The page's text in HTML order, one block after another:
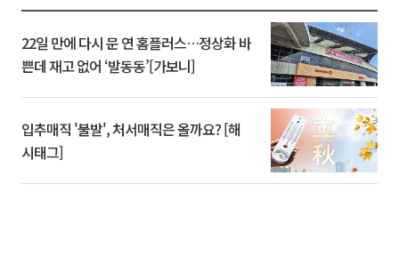
22일 만에 다시 문 연 홈플러스…정상화 바
쁜데 재고 없어 ‘발동동’[가보니]
입추매직 '불발', 처서매직은 올까요? [해
시태그]